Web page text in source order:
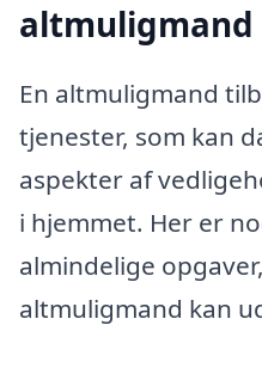
altmuligmand
En altmuligmand
tjenester, som kan
aspekter af
i hjemmet. Her er
almindelige
altmuligmand kan